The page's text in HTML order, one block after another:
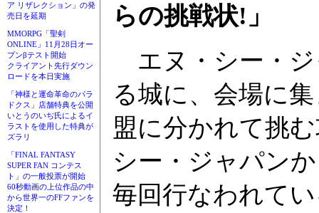
ア リザレクション」の発
売日を延期
MMORPG「聖剣
ONLINE」11月28日オー
プンβテスト開始
クライアント先行ダウン
ロードを本日実施
「神様と運命革命のパラ
ドクス」店舗特典を公開
いとうのいぢ氏によるイ
ラストを使用した特典が
ズラリ
「FINAL FANTASY
SUPER FAN コンテス
ト」の一般投票が開始
60秒動画の上位作品の中
から世界一のFFファンを
決定！
らの挑戦状!」
エヌ・シー・ジ
る城に、会場に
盟に分かれて挑
シー・ジャパン
毎回行なわれて